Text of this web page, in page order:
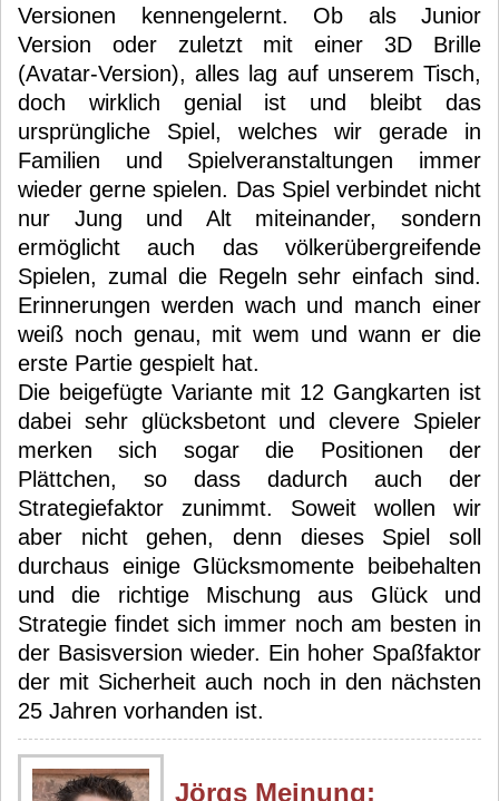
Versionen kennengelernt. Ob als Junior
Version oder zuletzt mit einer 3D Brille
(Avatar-Version), alles lag auf unserem Tisch,
doch wirklich genial ist und bleibt das
ursprüngliche Spiel, welches wir gerade in
Familien und Spielveranstaltungen immer
wieder gerne spielen. Das Spiel verbindet nicht
nur Jung und Alt miteinander, sondern
ermöglicht auch das völkerübergreifende
Spielen, zumal die Regeln sehr einfach sind.
Erinnerungen werden wach und manch einer
weiß noch genau, mit wem und wann er die
erste Partie gespielt hat.
Die beigefügte Variante mit 12 Gangkarten ist
dabei sehr glücksbetont und clevere Spieler
merken sich sogar die Positionen der
Plättchen, so dass dadurch auch der
Strategiefaktor zunimmt. Soweit wollen wir
aber nicht gehen, denn dieses Spiel soll
durchaus einige Glücksmomente beibehalten
und die richtige Mischung aus Glück und
Strategie findet sich immer noch am besten in
der Basisversion wieder. Ein hoher Spaßfaktor
der mit Sicherheit auch noch in den nächsten
25 Jahren vorhanden ist.
Jörgs Meinung: